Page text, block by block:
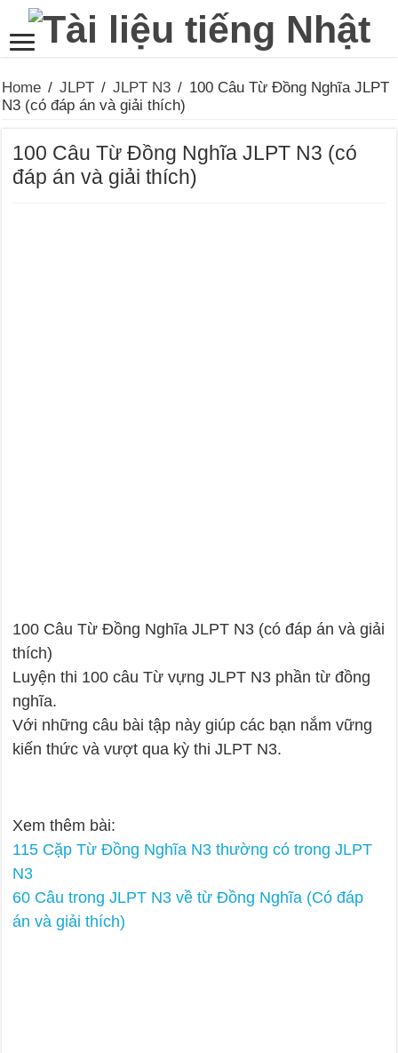
Home / JLPT / JLPT N3 / 100 Câu Từ Đồng Nghĩa JLPT
N3 (có đáp án và giải thích)
100 Câu Từ Đồng Nghĩa JLPT N3 (có
đáp án và giải thích)
100 Câu Từ Đồng Nghĩa JLPT N3 (có đáp án và giải
thích)
Luyện thi 100 câu Từ vựng JLPT N3 phần từ đồng
nghĩa.
Với những câu bài tập này giúp các bạn nắm vững
kiến thức và vượt qua kỳ thi JLPT N3.
Xem thêm bài:
115 Cặp Từ Đồng Nghĩa N3 thường có trong JLPT
N3
60 Câu trong JLPT N3 về từ Đồng Nghĩa (Có đáp
án và giải thích)